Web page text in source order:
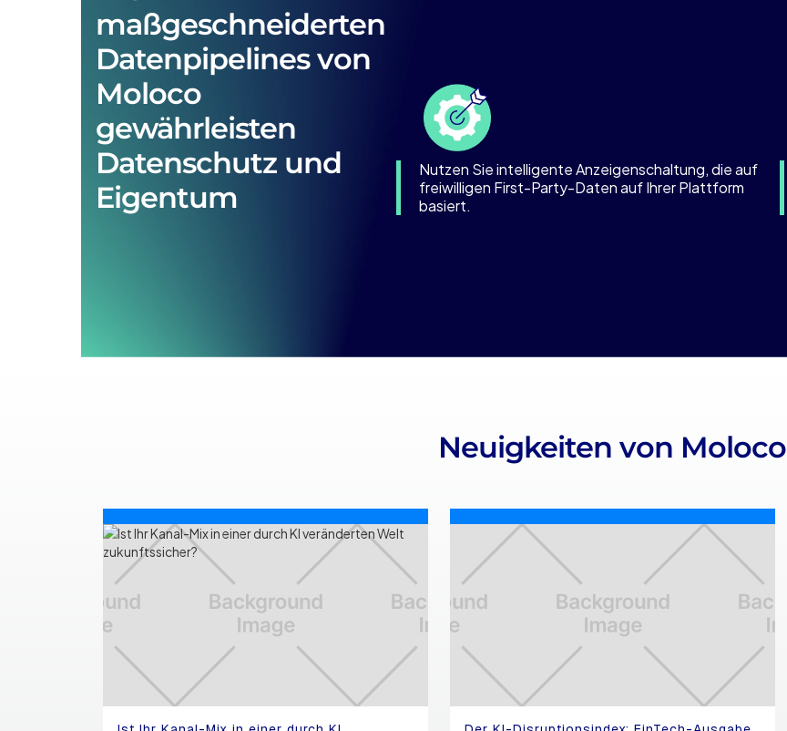
maßgeschneiderten
Datenpipelines von
Moloco
gewährleisten
Datenschutz und
Eigentum
Nutzen Sie intelligente Anzeigenschaltung, die auf
freiwilligen First-Party-Daten auf Ihrer Plattform
basiert.
Neuigkeiten von Moloco